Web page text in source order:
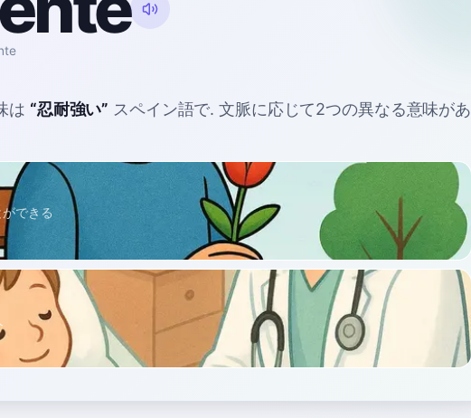
は “忍耐強い” スペイン語で. 文脈に応じて2つの異なる意味があ
できる